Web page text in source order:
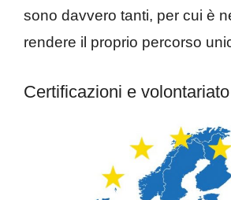
sono davvero tanti, per cui è
rendere il proprio percorso
Certificazioni e volontariato